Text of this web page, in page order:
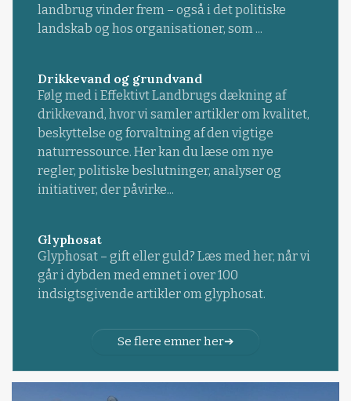
landbrug vinder frem – også i det politiske
landskab og hos organisationer, som ...
Drikkevand og grundvand
Følg med i Effektivt Landbrugs dækning af
drikkevand, hvor vi samler artikler om kvalitet,
beskyttelse og forvaltning af den vigtige
naturressource. Her kan du læse om nye
regler, politiske beslutninger, analyser og
initiativer, der påvirke...
Glyphosat
Glyphosat – gift eller guld? Læs med her, når vi
går i dybden med emnet i over 100
indsigtsgivende artikler om glyphosat.
Se flere emner her